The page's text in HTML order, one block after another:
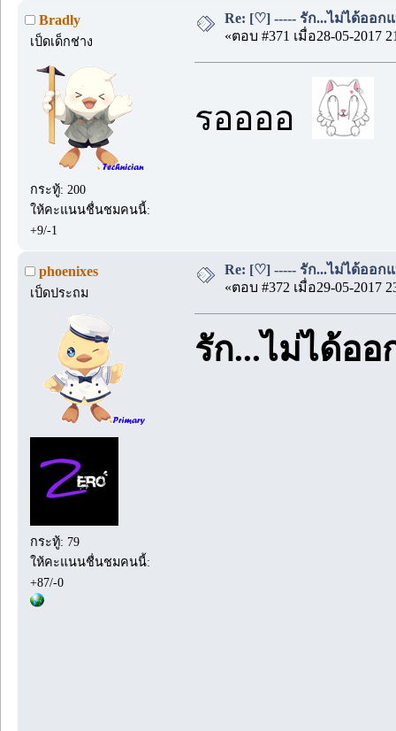
Bradly
เป็ดเด็กช่าง
กระทู้: 200
ให้คะแนนชื่นชมคนนี้:
+9/-1
Re: [♡] ----- รัก...ไม่ได้ออกแ
«ตอบ #371 เมื่อ28-05-2017
รออออ
phoenixes
เป็ดประถม
กระทู้: 79
ให้คะแนนชื่นชมคนนี้:
+87/-0
Re: [♡] ----- รัก...ไม่ได้ออกแ
«ตอบ #372 เมื่อ29-05-2017
รัก...ไม่ได้ออ